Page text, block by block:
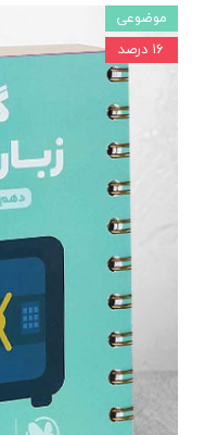
موضوعی
۱۶ درصد